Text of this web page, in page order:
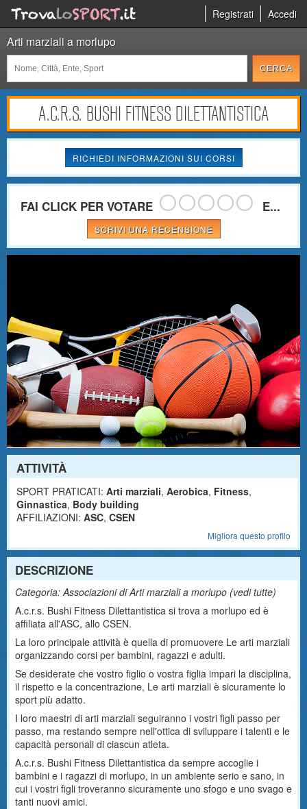
Registrati Accedi
Arti marziali a morlupo
A.C.R.S. BUSHI FITNESS DILETTANTISTICA
RICHIEDI INFORMAZIONI SUI CORSI
FAI CLICK PER VOTARE E...
SCRIVI UNA RECENSIONE
ATTIVITÀ
SPORT PRATICATI: Arti marziali, Aerobica, Fitness,
Ginnastica, Body building
AFFILIAZIONI: ASC, CSEN
Migliora questo profilo
DESCRIZIONE
Categoria: Associazioni di Arti marziali a morlupo (vedi tutte)
A.c.r.s. Bushi Fitness Dilettantistica si trova a morlupo ed è
affiliata all'ASC, allo CSEN.
La loro principale attività è quella di promuovere Le arti marziali
organizzando corsi per bambini, ragazzi e adulti.
Se desiderate che vostro figlio o vostra figlia impari la disciplina,
il rispetto e la concentrazione, Le arti marziali è sicuramente lo
sport più adatto.
I loro maestri di arti marziali seguiranno i vostri figli passo per
passo, ma restando sempre nell'ottica di sviluppare i talenti e le
capacità personali di ciascun atleta.
A.c.r.s. Bushi Fitness Dilettantistica da sempre accoglie i
bambini e i ragazzi di morlupo, in un ambiente serio e sano, in
cui i vostri figli troveranno sicuramente uno sfogo e uno svago e
tanti nuovi amici.